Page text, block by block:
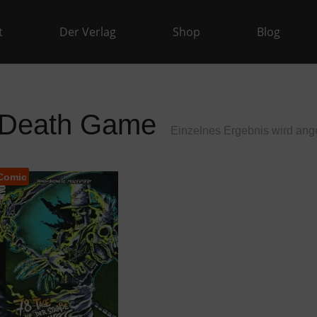
Der Verlag Shop Blog
Death Game Einzelnes Ergebnis wird